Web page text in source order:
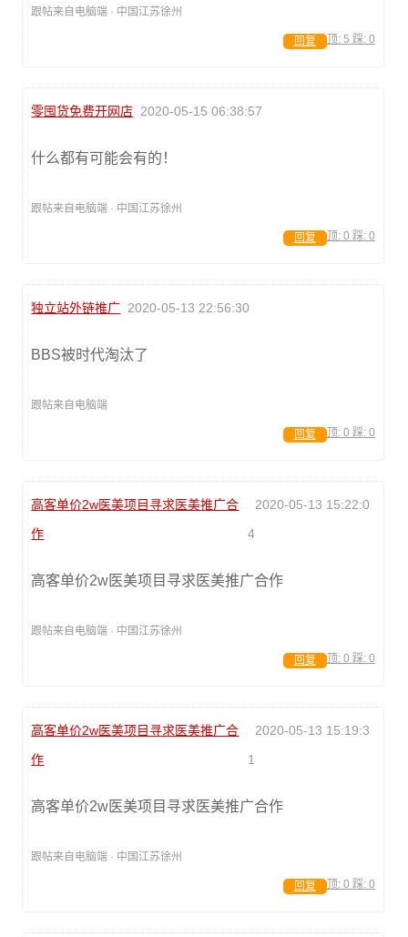
跟帖来自电脑端 · 中国江苏徐州
顶: 5 踩: 0
回复
零囤货免费开网店 2020-05-15 06:38:57
什么都有可能会有的！
跟帖来自电脑端 · 中国江苏徐州
顶: 0 踩: 0
回复
独立站外链推广 2020-05-13 22:56:30
BBS被时代淘汰了
跟帖来自电脑端
顶: 0 踩: 0
回复
高客单价2w医美项目寻求医美推广合
作
2020-05-13 15:22:0
4
高客单价2w医美项目寻求医美推广合作
跟帖来自电脑端 · 中国江苏徐州
顶: 0 踩: 0
回复
高客单价2w医美项目寻求医美推广合
作
2020-05-13 15:19:3
1
高客单价2w医美项目寻求医美推广合作
跟帖来自电脑端 · 中国江苏徐州
顶: 0 踩: 0
回复